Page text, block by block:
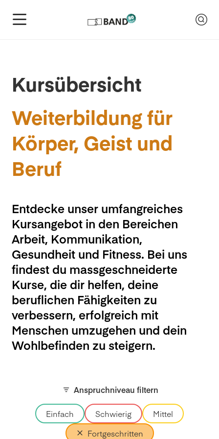
Kursübersicht
Weiterbildung für
Körper, Geist und
Beruf
Entdecke unser umfangreiches
Kursangebot in den Bereichen
Arbeit, Kommunikation,
Gesundheit und Fitness. Bei uns
findest du massgeschneiderte
Kurse, die dir helfen, deine
beruflichen Fähigkeiten zu
verbessern, erfolgreich mit
Menschen umzugehen und dein
Wohlbefinden zu steigern.
Anspruchniveau filtern
Einfach Schwierig
Mittel
Fortgeschritten